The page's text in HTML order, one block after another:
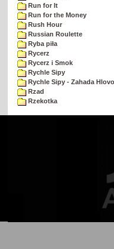
Run for It
Run for the Money
Rush Hour
Russian Roulette
Ryba piła
Rycerz
Rycerz i Smok
Rychle Sipy
Rychle Sipy - Zahada
Rzad
Rzekotka